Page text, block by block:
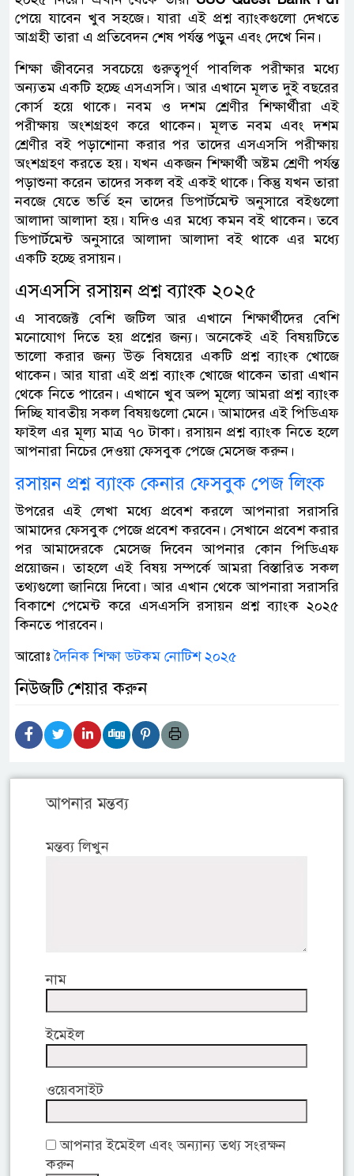
পেয়ে যাবেন খুব সহজে। যারা এই প্রশ্ন ব্যাংকগুলো দেখতে
আগ্রহী তারা এ প্রতিবেদন শেষ পর্যন্ত পড়ুন এবং দেখে নিন।
শিক্ষা জীবনের সবচেয়ে গুরুত্বপূর্ণ পাবলিক পরীক্ষার মধ্যে
অন্যতম একটি হচ্ছে এসএসসি। আর এখানে মূলত দুই বছরের
কোর্স হয়ে থাকে। নবম ও দশম শ্রেণীর শিক্ষার্থীরা এই
পরীক্ষায় অংশগ্রহণ করে থাকেন। মূলত নবম এবং দশম
শ্রেণীর বই পড়াশোনা করার পর তাদের এসএসসি পরীক্ষায়
অংশগ্রহণ করতে হয়। যখন একজন শিক্ষার্থী অষ্টম শ্রেণী পর্যন্ত
পড়াশুনা করেন তাদের সকল বই একই থাকে। কিন্তু যখন তারা
নবজে যেতে ভর্তি হন তাদের ডিপার্টমেন্ট অনুসারে বইগুলো
আলাদা আলাদা হয়। যদিও এর মধ্যে কমন বই থাকেন। তবে
ডিপার্টমেন্ট অনুসারে আলাদা আলাদা বই থাকে এর মধ্যে
একটি হচ্ছে রসায়ন।
এসএসসি রসায়ন প্রশ্ন ব্যাংক ২০২৫
এ সাবজেক্ট বেশি জটিল আর এখানে শিক্ষার্থীদের বেশি
মনোযোগ দিতে হয় প্রশ্নের জন্য। অনেকেই এই বিষয়টিতে
ভালো করার জন্য উক্ত বিষয়ের একটি প্রশ্ন ব্যাংক খোজে
থাকেন। আর যারা এই প্রশ্ন ব্যাংক খোজে থাকেন তারা এখান
থেকে নিতে পারেন। এখানে খুব অল্প মূল্যে আমরা প্রশ্ন ব্যাংক
দিচ্ছি যাবতীয় সকল বিষয়গুলো মেনে। আমাদের এই পিডিএফ
ফাইল এর মূল্য মাত্র ৭০ টাকা। রসায়ন প্রশ্ন ব্যাংক নিতে হলে
আপনারা নিচের দেওয়া ফেসবুক পেজে মেসেজ করুন।
রসায়ন প্রশ্ন ব্যাংক কেনার ফেসবুক পেজ লিংক
উপরের এই লেখা মধ্যে প্রবেশ করলে আপনারা সরাসরি
আমাদের ফেসবুক পেজে প্রবেশ করবেন। সেখানে প্রবেশ করার
পর আমাদেরকে মেসেজ দিবেন আপনার কোন পিডিএফ
প্রয়োজন। তাহলে এই বিষয় সম্পর্কে আমরা বিস্তারিত সকল
তথ্যগুলো জানিয়ে দিবো। আর এখান থেকে আপনারা সরাসরি
বিকাশে পেমেন্ট করে এসএসসি রসায়ন প্রশ্ন ব্যাংক ২০২৫
কিনতে পারবেন।
আরোঃদৈনিক শিক্ষা ডটকম নোটিশ ২০২৫
নিউজটি শেয়ার করুন
আপনার মন্তব্য
মন্তব্য লিখুন
নাম
ইমেইল
ওয়েবসাইট
আপনার ইমেইল এবং অন্যান্য তথ্য সংরক্ষন
করুন